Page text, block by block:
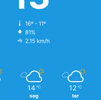
16º - 11º
81%
2.15 km/h
14 ℃
seg
12 ℃
ter